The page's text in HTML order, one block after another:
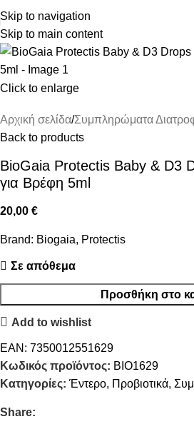
Skip to navigation
Skip to main content
ΔΩΡΕΑΝ ΜΕΤΑΦΟΡΙΚΑ
Click to enlarge
Αρχική σελίδα Συμπληρώματα
Back to products
BioGaia Protectis Baby & D3
για Βρέφη 5ml
20,00 €
Brand: Biogaia, Protectis
Σε απόθεμα
Προσθήκη στο
Add to wishlist
EAN: 7350012551629
Κωδικός προϊόντος: BIO1629
Κατηγορίες: Έντερο, Προβιοτικά,
Share: